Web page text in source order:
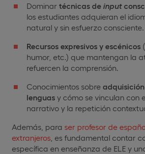
Dominar técnicas de input
los estudiantes adquieran el
natural y sin esfuerzo consciente.
Recursos expresivos y escénicos
humor, etc.) que mantengan la
refuercen la comprensión.
Conocimientos sobre
lenguas y cómo se vinculan con
narrativo y la repetición
Además, para ser profesor de
extranjeros , es fundamental contar
específica en enseñanza de ELE y